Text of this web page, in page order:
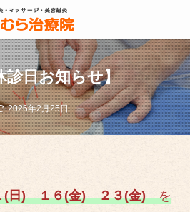
診日お知らせ】
2026年2月25日
日) １６(金)２３(金)を